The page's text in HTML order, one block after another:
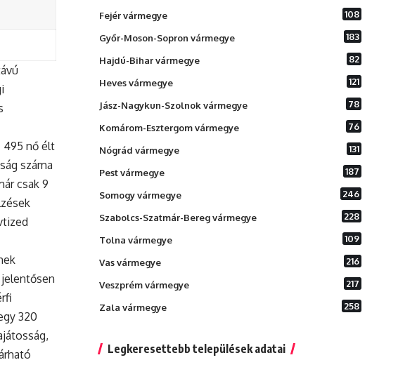
495 nő élt
száma
csak 9
320
Fejér vármegye 108
Győr-Moson-Sopron vármegye 183
Hajdú-Bihar vármegye 82
Heves vármegye 121
Jász-Nagykun-Szolnok vármegye 78
Komárom-Esztergom vármegye 76
Nógrád vármegye 131
Pest vármegye 187
Somogy vármegye 246
Szabolcs-Szatmár-Bereg vármegye 228
Tolna vármegye 109
Vas vármegye 216
Veszprém vármegye 217
Zala vármegye 258
Legkeresettebb települések adatai